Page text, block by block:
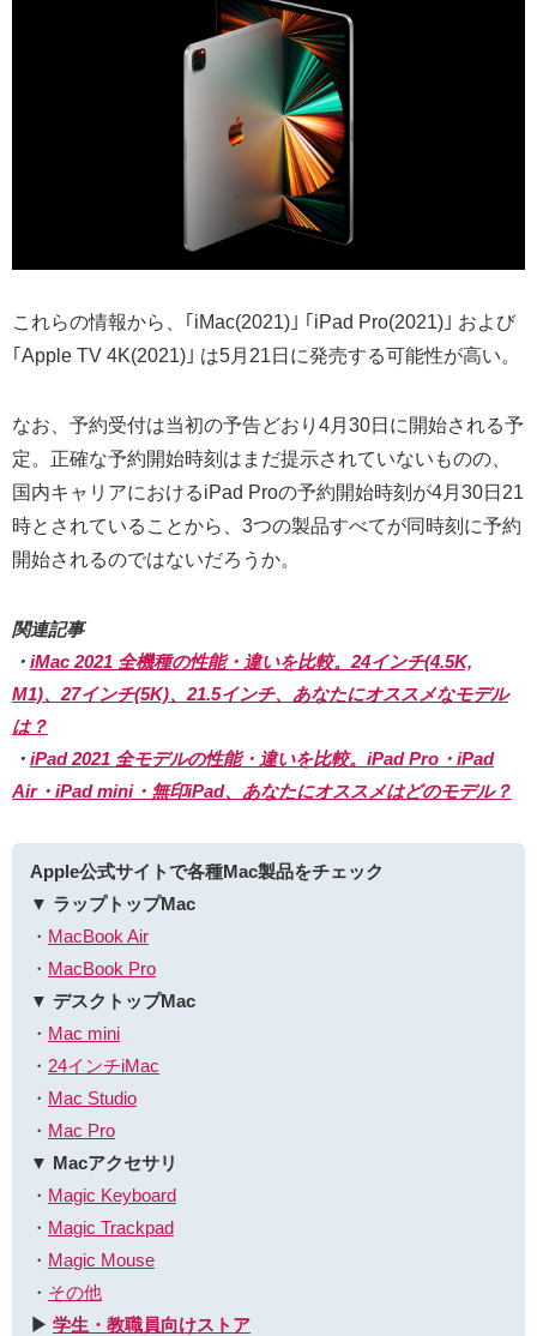
これらの情報から、｢iMac(2021)｣ ｢iPad Pro(2021)｣ および
｢Apple TV 4K(2021)｣ は5月21日に発売する可能性が高い。
なお、予約受付は当初の予告どおり4月30日に開始される予
定。正確な予約開始時刻はまだ提示されていないものの、
国内キャリアにおけるiPad Proの予約開始時刻が4月30日21
時とされていることから、3つの製品すべてが同時刻に予約
開始されるのではないだろうか。
関連記事
・ iMac 2021 全機種の性能・違いを比較。24インチ(4.5K,
M1)、27インチ(5K)、21.5インチ、あなたにオススメなモデル
は？
・ iPad 2021 全モデルの性能・違いを比較。iPad Pro・iPad
Air・iPad mini・無印iPad、あなたにオススメはどのモデル？
Apple公式サイトで各種Mac製品をチェック
▼ ラップトップMac
・ MacBook Air
・ MacBook Pro
▼ デスクトップMac
・ Mac mini
・ 24インチiMac
・ Mac Studio
・ Mac Pro
▼ Macアクセサリ
・ Magic Keyboard
・ Magic Trackpad
・ Magic Mouse
・ その他
▶︎ 学生・教職員向けストア